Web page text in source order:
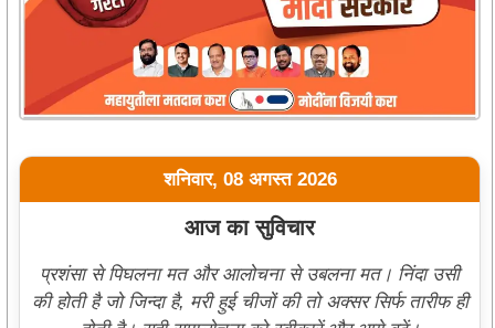
शनिवार, 08 अगस्त 2026
आज का सुविचार
प्रशंसा से पिघलना मत और आलोचना से उबलना मत। निंदा उसी
की होती है जो जिन्दा है, मरी हुई चीजों की तो अक्सर सिर्फ तारीफ ही